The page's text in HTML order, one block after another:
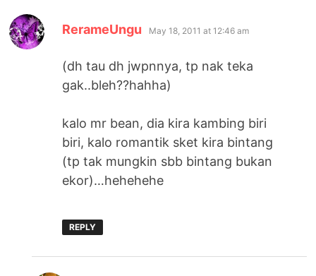
RerameUngu says:
May 18, 2011 at 12:46 am
(dh tau dh jwpnnya, tp nak teka
gak..bleh??hahha)
kalo mr bean, dia kira kambing biri
biri, kalo romantik sket kira bintang
(tp tak mungkin sbb bintang bukan
ekor)…hehehehe
REPLY